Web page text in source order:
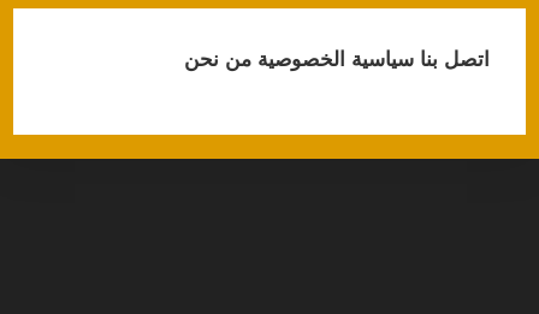
اتصل بناسياسية الخصوصيةمن نحن